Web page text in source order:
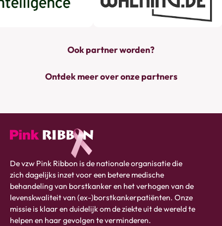
Ook partner worden?
Ontdek meer over onze partners
Pink
ribbon
logo
-
link
naar
De vzw Pink Ribbon is de nationale organisatie die
zich dagelijks inzet voor een betere medische
behandeling van borstkanker en het verhogen van de
levenskwaliteit van (ex-)borstkankerpatiënten. Onze
missie is klaar en duidelijk om de ziekte uit de wereld te
helpen en haar gevolgen te verminderen.